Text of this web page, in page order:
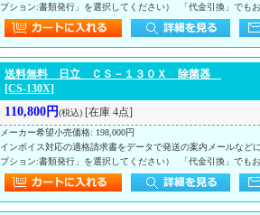
プション:書類発行」を選択してください） 「代金引換」でも
送料無料 日立 ＣＳ－１３０Ｘ 除菌器
[CS-130X]
110,800円(税込) [在庫 4点]
メーカー希望小売価格: 198,000円
インボイス対応の適格請求書をデータで発送の案内メールな
プション:書類発行」を選択してください） 「代金引換」でも